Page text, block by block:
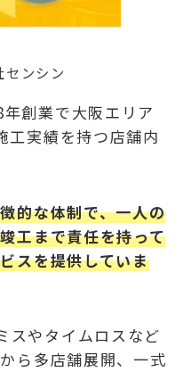
センシン
創業で大阪エリア
工実績を持つ店舗内
的な体制で、一人の
工まで責任を持って
スを提供していま
スやタイムロスなど
ら多店舗展開、一式